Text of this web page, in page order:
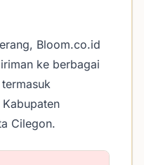
Bloom.co.id
ke berbagai
Cilegon.